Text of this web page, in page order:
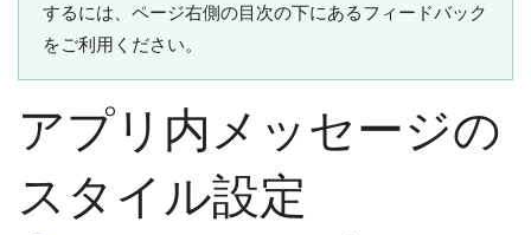
するには、ページ右側の目次の下にあるフィードバック
をご利用ください。
アプリ内メッセージの
スタイル設定